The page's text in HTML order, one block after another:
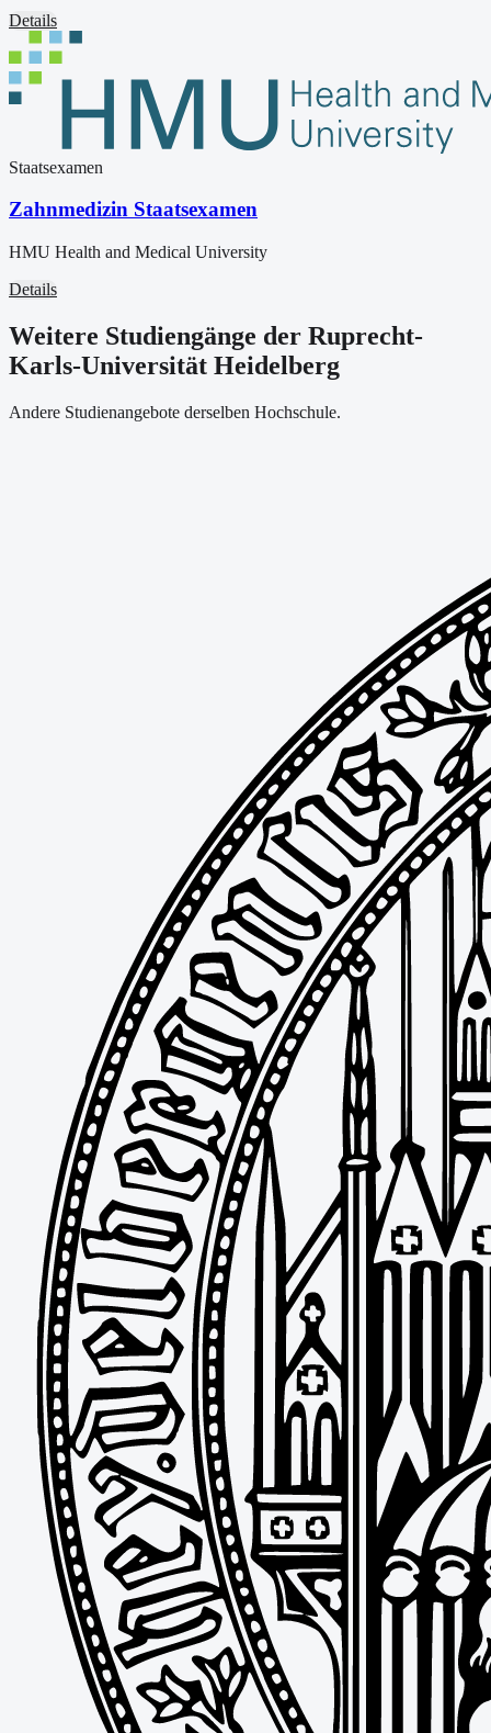
Details
Staatsexamen
Zahnmedizin Staatsexamen
HMU Health and Medical University
Details
Weitere Studiengänge der Ruprecht-
Karls-Universität Heidelberg
Andere Studienangebote derselben Hochschule.